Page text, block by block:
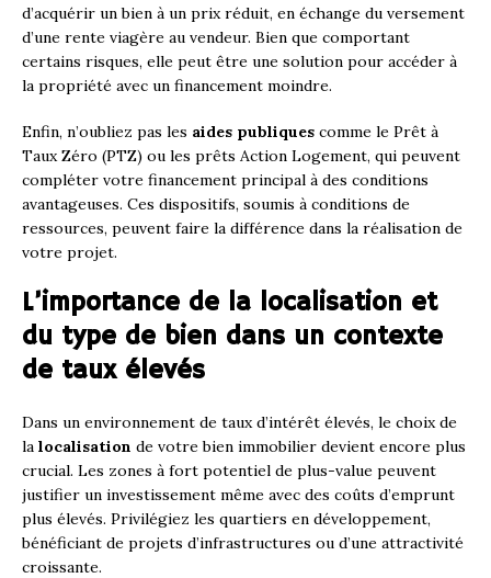
d’acquérir un bien à un prix réduit, en échange du versement
d’une rente viagère au vendeur. Bien que comportant
certains risques, elle peut être une solution pour accéder à
la propriété avec un financement moindre.
Enfin, n’oubliez pas les aides publiques comme le Prêt à
Taux Zéro (PTZ) ou les prêts Action Logement, qui peuvent
compléter votre financement principal à des conditions
avantageuses. Ces dispositifs, soumis à conditions de
ressources, peuvent faire la différence dans la réalisation de
votre projet.
L’importance de la localisation et
du type de bien dans un contexte
de taux élevés
Dans un environnement de taux d’intérêt élevés, le choix de
la localisation de votre bien immobilier devient encore plus
crucial. Les zones à fort potentiel de plus-value peuvent
justifier un investissement même avec des coûts d’emprunt
plus élevés. Privilégiez les quartiers en développement,
bénéficiant de projets d’infrastructures ou d’une attractivité
croissante.